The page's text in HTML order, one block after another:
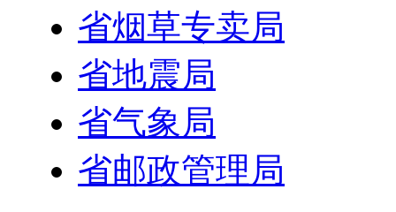
省烟草专卖局
省地震局
省气象局
省邮政管理局